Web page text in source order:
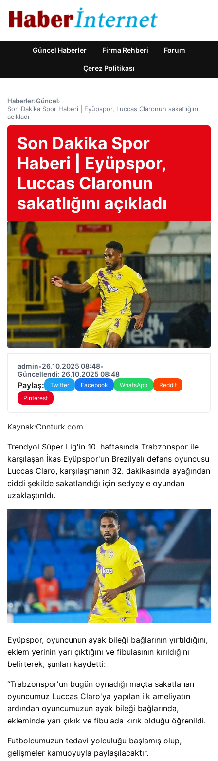
Güncel Haberler Firma Rehberi Forum
Çerez Politikası
Haberler›Güncel›
Son Dakika Spor Haberi | Eyüpspor, Luccas Claronun sakatlığını
açıkladı
Son Dakika Spor
Haberi | Eyüpspor,
Luccas Claronun
sakatlığını açıkladı
admin•26.10.2025 08:48•
Güncellendi: 26.10.2025 08:48
Paylaş: Twitter Facebook WhatsApp
Reddit
Pinterest
Kaynak:Cnnturk.com
Trendyol Süper Lig'in 10. haftasında Trabzonspor ile
karşılaşan İkas Eyüpspor'un Brezilyalı defans oyuncusu
Luccas Claro, karşılaşmanın 32. dakikasında ayağından
ciddi şekilde sakatlandığı için sedyeyle oyundan
uzaklaştırıldı.
Eyüpspor, oyuncunun ayak bileği bağlarının yırtıldığını,
eklem yerinin yarı çıktığını ve fibulasının kırıldığını
belirterek, şunları kaydetti:
“Trabzonspor'un bugün oynadığı maçta sakatlanan
oyuncumuz Luccas Claro'ya yapılan ilk ameliyatın
ardından oyuncumuzun ayak bileği bağlarında,
ekleminde yarı çıkık ve fibulada kırık olduğu öğrenildi.
Futbolcumuzun tedavi yolculuğu başlamış olup,
gelişmeler kamuoyuyla paylaşılacaktır.